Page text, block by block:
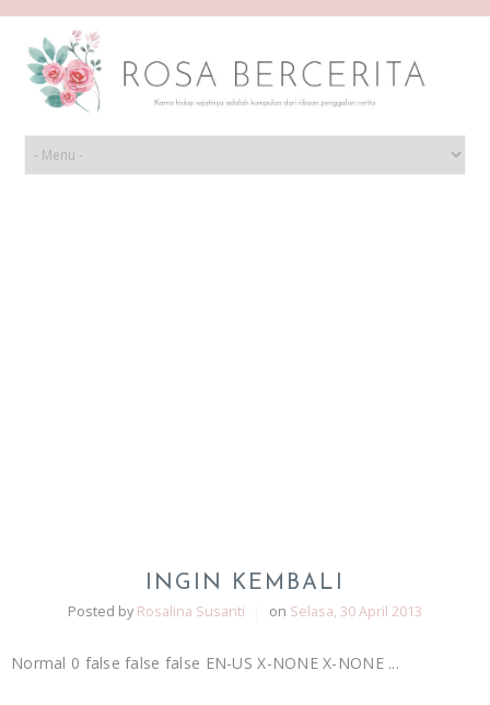
INGIN KEMBALI
Posted by Rosalina Susanti on Selasa, 30 April 2013
Normal 0 false false false EN-US X-NONE X-NONE ...